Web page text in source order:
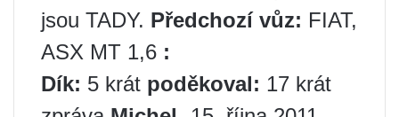
jsou TADY. Předchozí vůz: FIAT,
ASX MT 1,6 :
Dík: 5 krát poděkoval: 17 krát